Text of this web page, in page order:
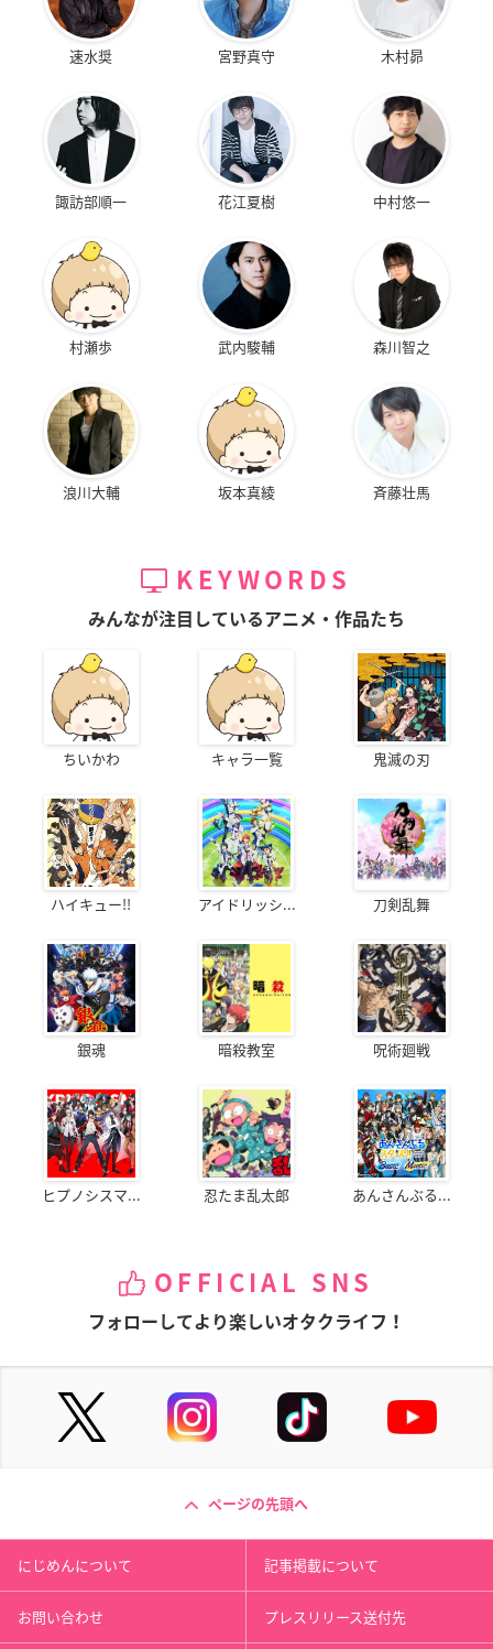
速水奨 宮野真守 木村昴
諏訪部順一 花江夏樹 中村悠一
村瀬歩 武内駿輔 森川智之
浪川大輔 坂本真綾 斉藤壮馬
KEYWORDS
みんなが注目しているアニメ・作品たち
ちいかわ キャラ一覧 鬼滅の刃
ハイキュー!! アイドリッシ... 刀剣乱舞
銀魂 暗殺教室 呪術廻戦
ヒプノシスマ... 忍たま乱太郎 あんさんぶる...
OFFICIAL SNS
フォローしてより楽しいオタクライフ！
ページの先頭へ
にじめんについて 記事掲載について
お問い合わせ プレスリリース送付先